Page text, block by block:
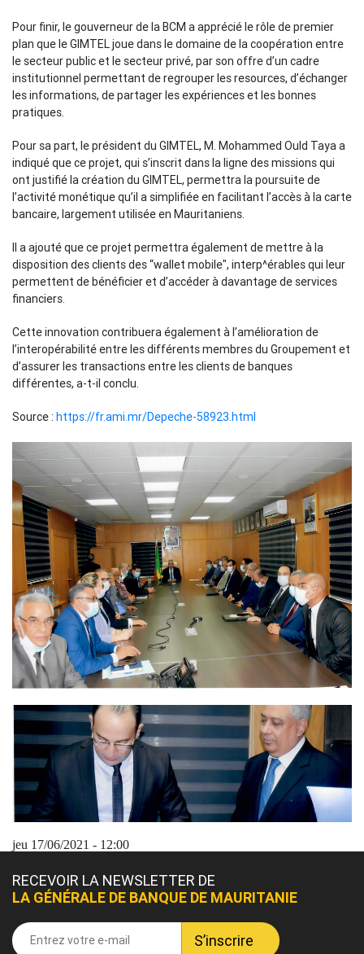
Pour finir, le gouverneur de la BCM a apprécié le rôle de premier
plan que le GIMTEL joue dans le domaine de la coopération entre
le secteur public et le secteur privé, par son offre d’un cadre
institutionnel permettant de regrouper les resources, d’échanger
les informations, de partager les expériences et les bonnes
pratiques.
Pour sa part, le président du GIMTEL, M. Mohammed Ould Taya a
indiqué que ce projet, qui s’inscrit dans la ligne des missions qui
ont justifié la création du GIMTEL, permettra la poursuite de
l’activité monétique qu’il a simplifiée en facilitant l’accès à la carte
bancaire, largement utilisée en Mauritaniens.
Il a ajouté que ce projet permettra également de mettre à la
disposition des clients des “wallet mobile", interp^érables qui leur
permettent de bénéficier et d’accéder à davantage de services
financiers.
Cette innovation contribuera également à l’amélioration de
l’interopérabilité entre les différents membres du Groupement et
d’assurer les transactions entre les clients de banques
différentes, a-t-il conclu.
Source : https://fr.ami.mr/Depeche-58923.html
jeu 17/06/2021 - 12:00
RECEVOIR LA NEWSLETTER DE
LA GÉNÉRALE DE BANQUE DE MAURITANIE